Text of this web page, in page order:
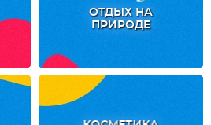
ОТДЫХ НА
ПРИРОДЕ